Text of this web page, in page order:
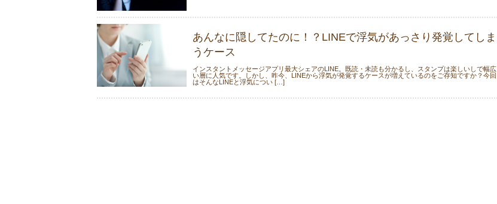
あんなに隠してたのに！？LINEで浮気があっさり発覚してしま
うケース
インスタントメッセージアプリ最大シェアのLINE。既読・未読も分かるし、スタンプは楽しいしで幅広
い層に人気です。しかし、昨今、LINEから浮気が発覚するケースが増えているのをご存知ですか？今回
はそんなLINEと浮気につい […]